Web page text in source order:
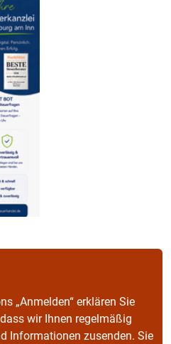
„Anmelden“ erklären Sie
wir Ihnen regelmäßig
Informationen zusenden. Sie